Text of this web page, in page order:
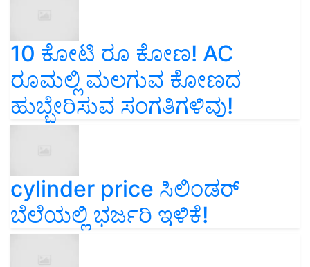
10 ಕೋಟಿ ರೂ ಕೋಣ! AC
ರೂಮಲ್ಲಿ ಮಲಗುವ ಕೋಣದ
ಹುಬ್ಬೇರಿಸುವ ಸಂಗತಿಗಳಿವು!
cylinder price ಸಿಲಿಂಡರ್‌
ಬೆಲೆಯಲ್ಲಿ ಭರ್ಜರಿ ಇಳಿಕೆ!